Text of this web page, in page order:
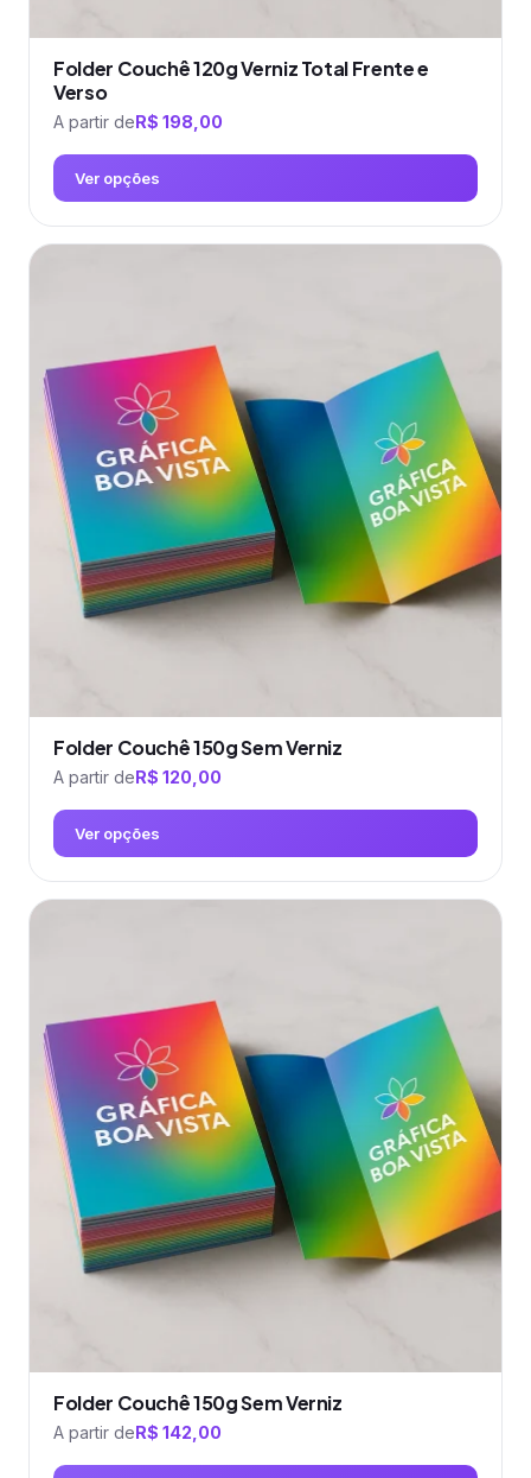
Folder Couchê 120g Verniz Total Frente e
Verso
A partir deR$ 198,00
Ver opções
Este
produto
variantes.
As
opções
podem
ser
escolhidas
página
produto
Folder Couchê 150g Sem Verniz
A partir deR$ 120,00
Ver opções
Este
produto
variantes.
As
opções
podem
ser
escolhidas
página
produto
Folder Couchê 150g Sem Verniz
A partir deR$ 142,00